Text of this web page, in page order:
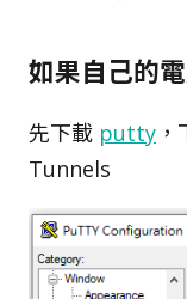
如果自己的
先下載 putty
Tunnels